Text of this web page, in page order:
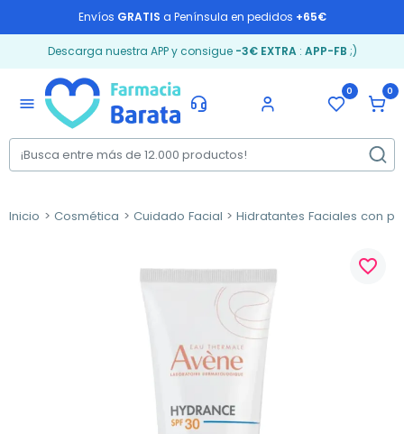
Envíos GRATIS a Península en pedidos +65€
Descarga nuestra APP y consigue -3€ EXTRA: APP-FB ;)
menu
0 0
Inicio Cosmética Cuidado Facial Hidratantes Faciales con
favorite_border